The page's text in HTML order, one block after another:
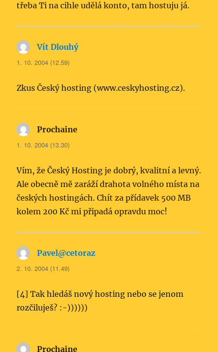
třeba Ti na cihle udělá konto, tam hostuju já.
Vít Dlouhýnapsal:
1. 10. 2004 (12.59)
Zkus Český hosting (www.ceskyhosting.cz).
Prochaine
1. 10. 2004 (13.30)
Vím, že Český Hosting je dobrý, kvalitní a levný.
Ale obecně mě zaráží drahota volného místa na
českých hostingách. Chít za přídavek 500 MB
kolem 200 Kč mi připadá opravdu moc!
Pavel@cetoraz
2. 10. 2004 (11.49)
[4] Tak hledáš nový hosting nebo se jenom
rozčiluješ? :-))))))
Prochaine